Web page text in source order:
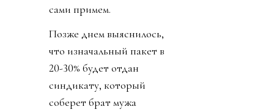
сами примем.
Позже днем выяснилось,
что изначальный пакет в
20-30% будет отдан
синдикату, который
соберет брат мужа